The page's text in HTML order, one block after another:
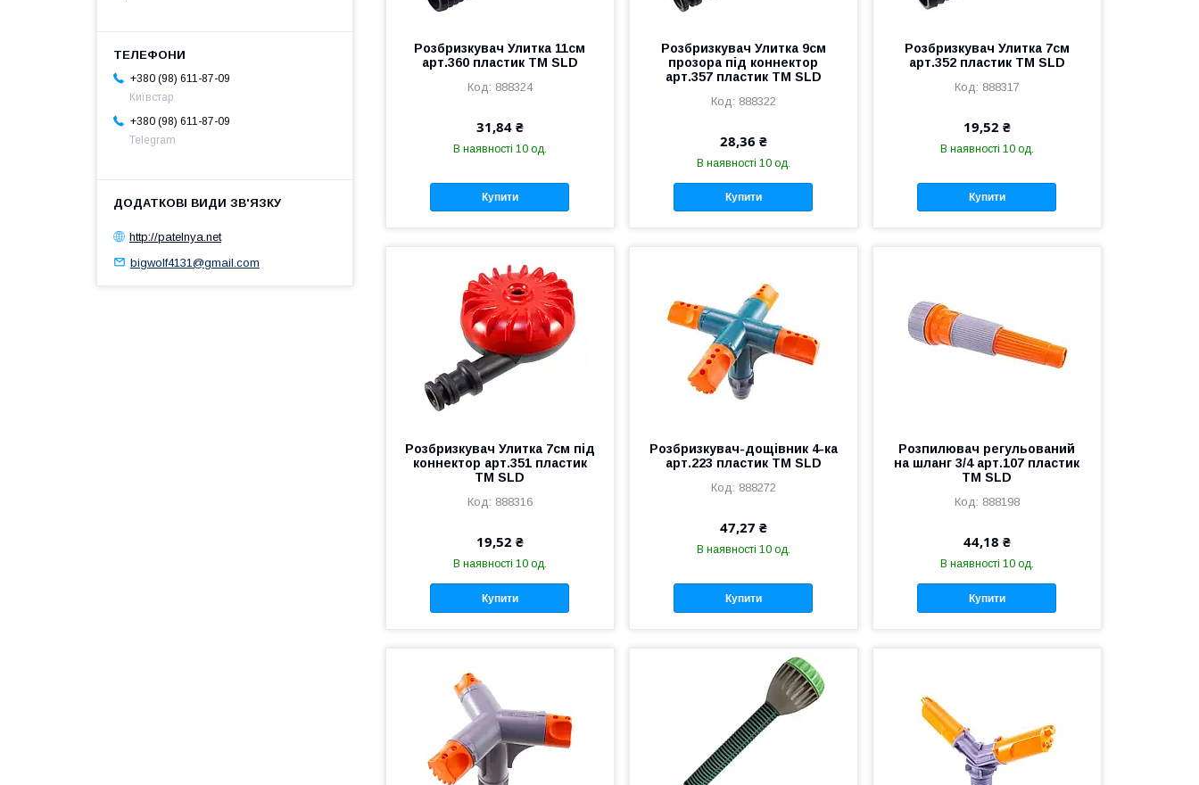
Розбризкувач Улитка 11см
арт.360 пластик ТМ SLD
888324
31,84 ₴
В наявності 10 од.
Купити
Розбризкувач Улитка 9см
прозора під коннектор
арт.357 пластик ТМ SLD
888322
28,36 ₴
В наявності 10 од.
Купити
Розбризкувач Улитка 7см
арт.352 пластик ТМ SLD
888317
19,52 ₴
В наявності 10 од.
Купити
Розбризкувач Улитка 7см під
коннектор арт.351 пластик
ТМ SLD
888316
19,52 ₴
В наявності 10 од.
Купити
Розбризкувач-дощівник 4-ка
арт.223 пластик ТМ SLD
888272
47,27 ₴
В наявності 10 од.
Купити
Розпилювач регульований
на шланг 3/4 арт.107 пластик
ТМ SLD
888198
44,18 ₴
В наявності 10 од.
Купити
+380 (98) 611-87-09
Київстар
+380 (98) 611-87-09
Telegram
http://patelnya.net
bigwolf4131@gmail.com